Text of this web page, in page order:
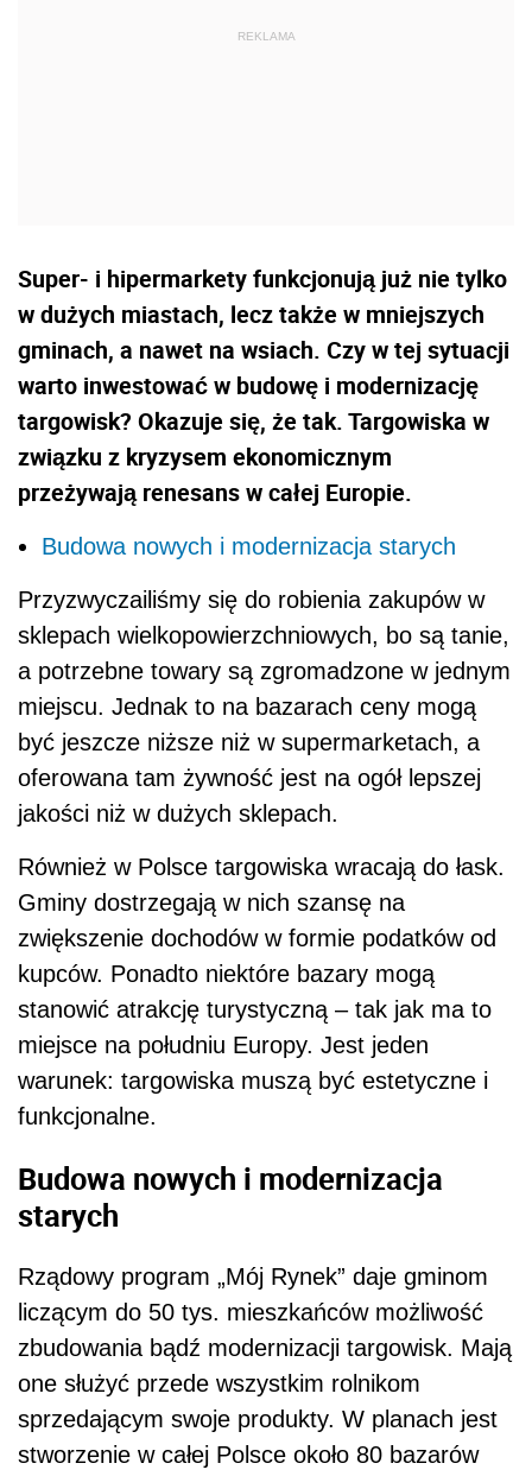
Super- i hipermarkety funkcjonują już nie tylko
w dużych miastach, lecz także w mniejszych
gminach, a nawet na wsiach. Czy w tej sytuacji
warto inwestować w budowę i modernizację
targowisk? Okazuje się, że tak. Targowiska w
związku z kryzysem ekonomicznym
przeżywają renesans w całej Europie.
Budowa nowych i modernizacja starych
Przyzwyczailiśmy się do robienia zakupów w
sklepach wielkopowierzchniowych, bo są tanie,
a potrzebne towary są zgromadzone w jednym
miejscu. Jednak to na bazarach ceny mogą
być jeszcze niższe niż w supermarketach, a
oferowana tam żywność jest na ogół lepszej
jakości niż w dużych sklepach.
Również w Polsce targowiska wracają do łask.
Gminy dostrzegają w nich szansę na
zwiększenie dochodów w formie podatków od
kupców. Ponadto niektóre bazary mogą
stanowić atrakcję turystyczną – tak jak ma to
miejsce na południu Europy. Jest jeden
warunek: targowiska muszą być estetyczne i
funkcjonalne.
Budowa nowych i modernizacja
starych
Rządowy program „Mój Rynek” daje gminom
liczącym do 50 tys. mieszkańców możliwość
zbudowania bądź modernizacji targowisk. Mają
one służyć przede wszystkim rolnikom
sprzedającym swoje produkty. W planach jest
stworzenie w całej Polsce około 80 bazarów